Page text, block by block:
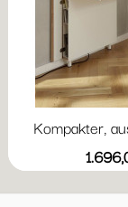
Kompakter,
Preis